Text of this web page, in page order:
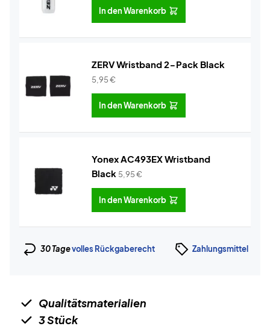
In den Warenkorb
ZERV Wristband 2-Pack Black
5,95€
In den Warenkorb
Yonex AC493EX Wristband
Black 5,95€
In den Warenkorb
30 Tagevolles Rückgaberecht Zahlungsmittel
Qualitätsmaterialien
3 Stück